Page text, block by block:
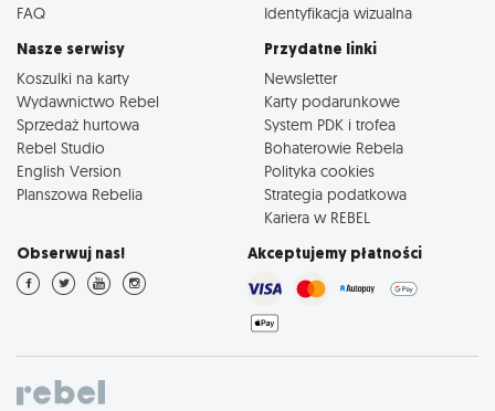
FAQ
Identyfikacja wizualna
Nasze serwisy
Koszulki na karty
Wydawnictwo Rebel
Sprzedaż hurtowa
Rebel Studio
English Version
Planszowa Rebelia
Przydatne linki
Newsletter
Karty podarunkowe
System PDK i trofea
Bohaterowie Rebela
Polityka cookies
Strategia podatkowa
Kariera w REBEL
Obserwuj nas! Akceptujemy płatności